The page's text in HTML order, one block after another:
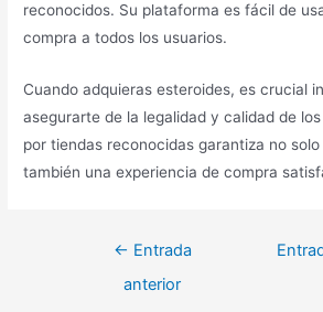
reconocidos. Su plataforma es fácil de
compra a todos los usuarios.
Cuando adquieras esteroides, es crucial
asegurarte de la legalidad y calidad de
por tiendas reconocidas garantiza no
también una experiencia de compra
Navegación
← Entrada
anterior